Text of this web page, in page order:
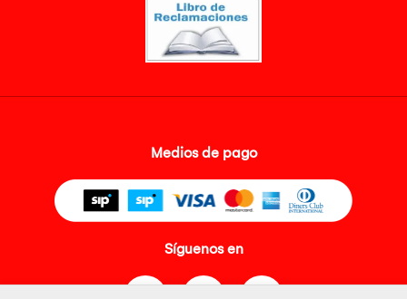
Medios de pago
Síguenos en